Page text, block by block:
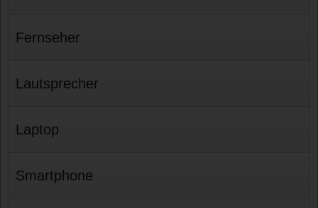
Fernseher
Lautsprecher
Laptop
Smartphone